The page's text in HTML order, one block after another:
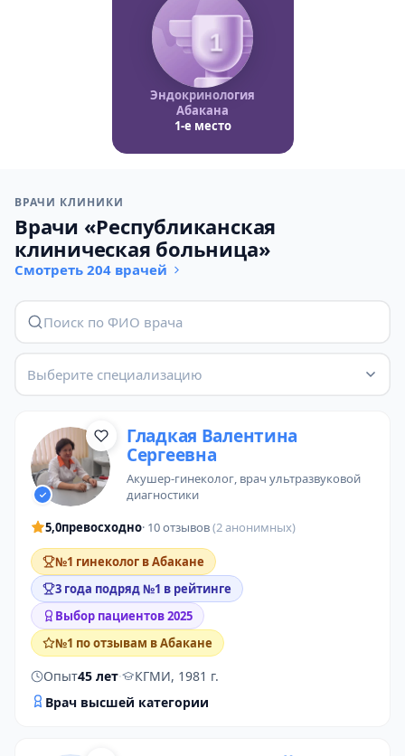
1
Эндокринология
Абакана
1-е место
ВРАЧИ КЛИНИКИ
Врачи «Республиканская
клиническая больница»
Смотреть 204 врачей
Выберите специализацию
Гладкая Валентина
Сергеевна
акушер-гинеколог, врач ультразвуковой
диагностики
5,0превосходно· 10 отзывов(2 анонимных)
№1 гинеколог в Абакане
3 года подряд №1 в рейтинге
Выбор пациентов 2025
№1 по отзывам в Абакане
Опыт45 лет·
КГМИ, 1981 г.
Врач высшей категории